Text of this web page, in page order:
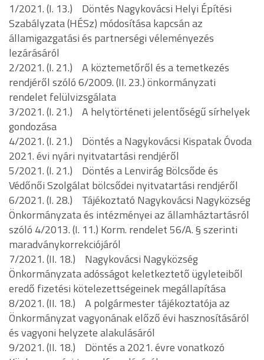
1/2021. (I. 13.) Döntés Nagykovácsi Helyi Építési
Szabályzata (HÉSz) módosítása kapcsán az
államigazgatási és partnerségi véleményezés
lezárásáról
2/2021. (I. 21.) A köztemetőről és a temetkezés
rendjéről szóló 6/2009. (II. 23.) önkormányzati
rendelet felülvizsgálata
3/2021. (I. 21.) A helytörténeti jelentőségű sírhelyek
gondozása
4/2021. (I. 21.) Döntés a Nagykovácsi Kispatak Óvoda
2021. évi nyári nyitvatartási rendjéről
5/2021. (I. 21.) Döntés a Lenvirág Bölcsőde és
Védőnői Szolgálat bölcsődei nyitvatartási rendjéről
6/2021. (I. 28.) Tájékoztató Nagykovácsi Nagyközség
Önkormányzata és intézményei az államháztartásról
szóló 4/2013. (I. 11.) Korm. rendelet 56/A. § szerinti
maradványkorrekciójáról
7/2021. (II. 18.) Nagykovácsi Nagyközség
Önkormányzata adósságot keletkeztető ügyleteiből
eredő fizetési kötelezettségeinek megállapítása
8/2021. (II. 18.) A polgármester tájékoztatója az
Önkormányzat vagyonának előző évi hasznosításáról
és vagyoni helyzete alakulásáról
9/2021. (II. 18.) Döntés a 2021. évre vonatkozó